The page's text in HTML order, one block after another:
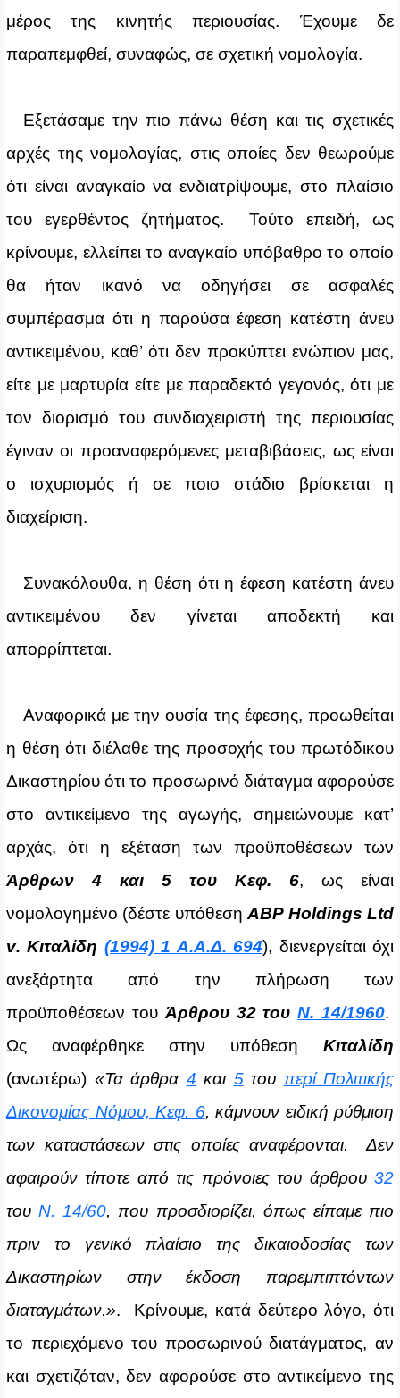
μέρος της κινητής περιουσίας. Έχουμε δε
παραπεμφθεί, συναφώς, σε σχετική νομολογία.
Εξετάσαμε την πιο πάνω θέση και τις σχετικές
αρχές της νομολογίας, στις οποίες δεν θεωρούμε
ότι είναι αναγκαίο να ενδιατρίψουμε, στο πλαίσιο
του εγερθέντος ζητήματος. Τούτο επειδή, ως
κρίνουμε, ελλείπει το αναγκαίο υπόβαθρο το οποίο
θα ήταν ικανό να οδηγήσει σε ασφαλές
συμπέρασμα ότι η παρούσα έφεση κατέστη άνευ
αντικειμένου, καθ’ ότι δεν προκύπτει ενώπιον μας,
είτε με μαρτυρία είτε με παραδεκτό γεγονός, ότι με
τον διορισμό του συνδιαχειριστή της περιουσίας
έγιναν οι προαναφερόμενες μεταβιβάσεις, ως είναι
ο ισχυρισμός ή σε ποιο στάδιο βρίσκεται η
διαχείριση.
Συνακόλουθα, η θέση ότι η έφεση κατέστη άνευ
αντικειμένου δεν γίνεται αποδεκτή και
απορρίπτεται.
Αναφορικά με την ουσία της έφεσης, προωθείται
η θέση ότι διέλαθε της προσοχής του πρωτόδικου
Δικαστηρίου ότι το προσωρινό διάταγμα αφορούσε
στο αντικείμενο της αγωγής, σημειώνουμε κατ’
αρχάς, ότι η εξέταση των προϋποθέσεων των
Άρθρων 4 και 5 του Κεφ. 6, ως είναι
νομολογημένο (δέστε υπόθεσηABP Holdings Ltd
v. Κιταλίδη (1994) 1 Α.Α.Δ. 694), διενεργείται όχι
ανεξάρτητα από την πλήρωση των
προϋποθέσεων του Άρθρου 32 τουΝ. 14/1960.
Ως αναφέρθηκε στην υπόθεση Κιταλίδη
(ανωτέρω) «Τα άρθρα 4 και 5του περί Πολιτικής
Δικονομίας Νόμου, Κεφ. 6, κάμνουν ειδική ρύθμιση
των καταστάσεων στις οποίες αναφέρονται. Δεν
αφαιρούν τίποτε από τις πρόνοιες του άρθρου 32
τουΝ. 14/60, που προσδιορίζει, όπως είπαμε πιο
πριν το γενικό πλαίσιο της δικαιοδοσίας των
Δικαστηρίων στην έκδοση παρεμπιπτόντων
διαταγμάτων.». Κρίνουμε, κατά δεύτερο λόγο, ότι
το περιεχόμενο του προσωρινού διατάγματος, αν
και σχετιζόταν, δεν αφορούσε στο αντικείμενο της